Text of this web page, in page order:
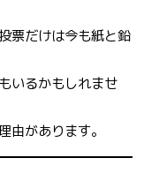
票だけは今も紙と鉛
いるかもしれませ
由があります。